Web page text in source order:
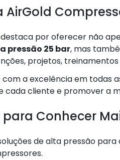
AirGold
por oferecer não
pressão 25 bar, mas
projetos,
a excelência em todas
cada cliente e promover a
Conhecer
de alta pressão